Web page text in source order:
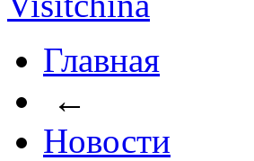
Главная
←
Новости